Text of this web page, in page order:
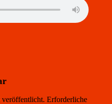
Erforderliche